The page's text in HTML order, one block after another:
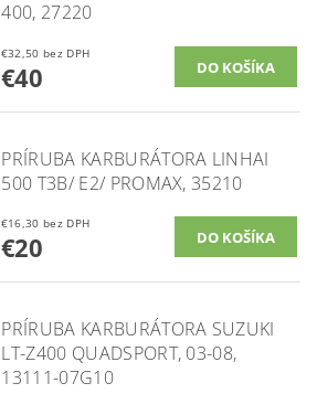
400, 27220
€32,50 bez DPH
€40
PRÍRUBA KARBURÁTORA LINHAI
500 T3B/ E2/ PROMAX, 35210
€16,30 bez DPH
€20
PRÍRUBA KARBURÁTORA SUZUKI
LT-Z400 QUADSPORT, 03-08,
13111-07G10